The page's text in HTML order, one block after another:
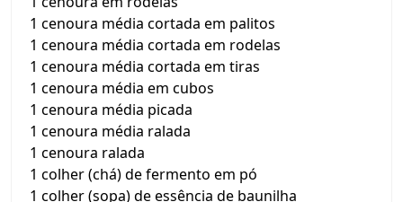
1 cenoura média cortada em palitos
1 cenoura média cortada em rodelas
1 cenoura média cortada em tiras
1 cenoura média em cubos
1 cenoura média picada
1 cenoura média ralada
1 cenoura ralada
1 colher (chá) de fermento em pó
1 colher (sopa) de essência de baunilha